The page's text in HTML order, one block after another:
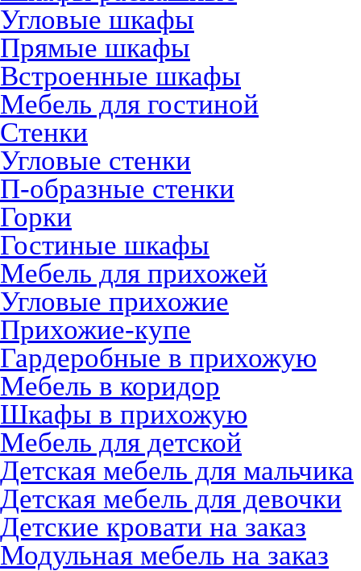
Угловые шкафы
Прямые шкафы
Встроенные шкафы
Мебель для гостиной
Стенки
Угловые стенки
П-образные стенки
Горки
Гостиные шкафы
Мебель для прихожей
Угловые прихожие
Прихожие-купе
Гардеробные в прихожую
Мебель в коридор
Шкафы в прихожую
Мебель для детской
Детская мебель для мальчика
Детская мебель для девочки
Детские кровати на заказ
Модульная мебель на заказ